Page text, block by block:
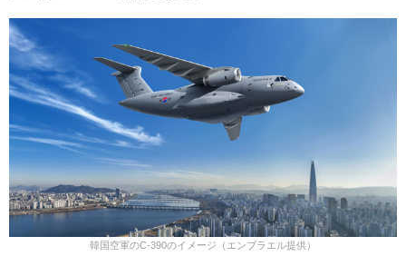
韓国空軍のC-390のイメージ（エンブラエル提供）